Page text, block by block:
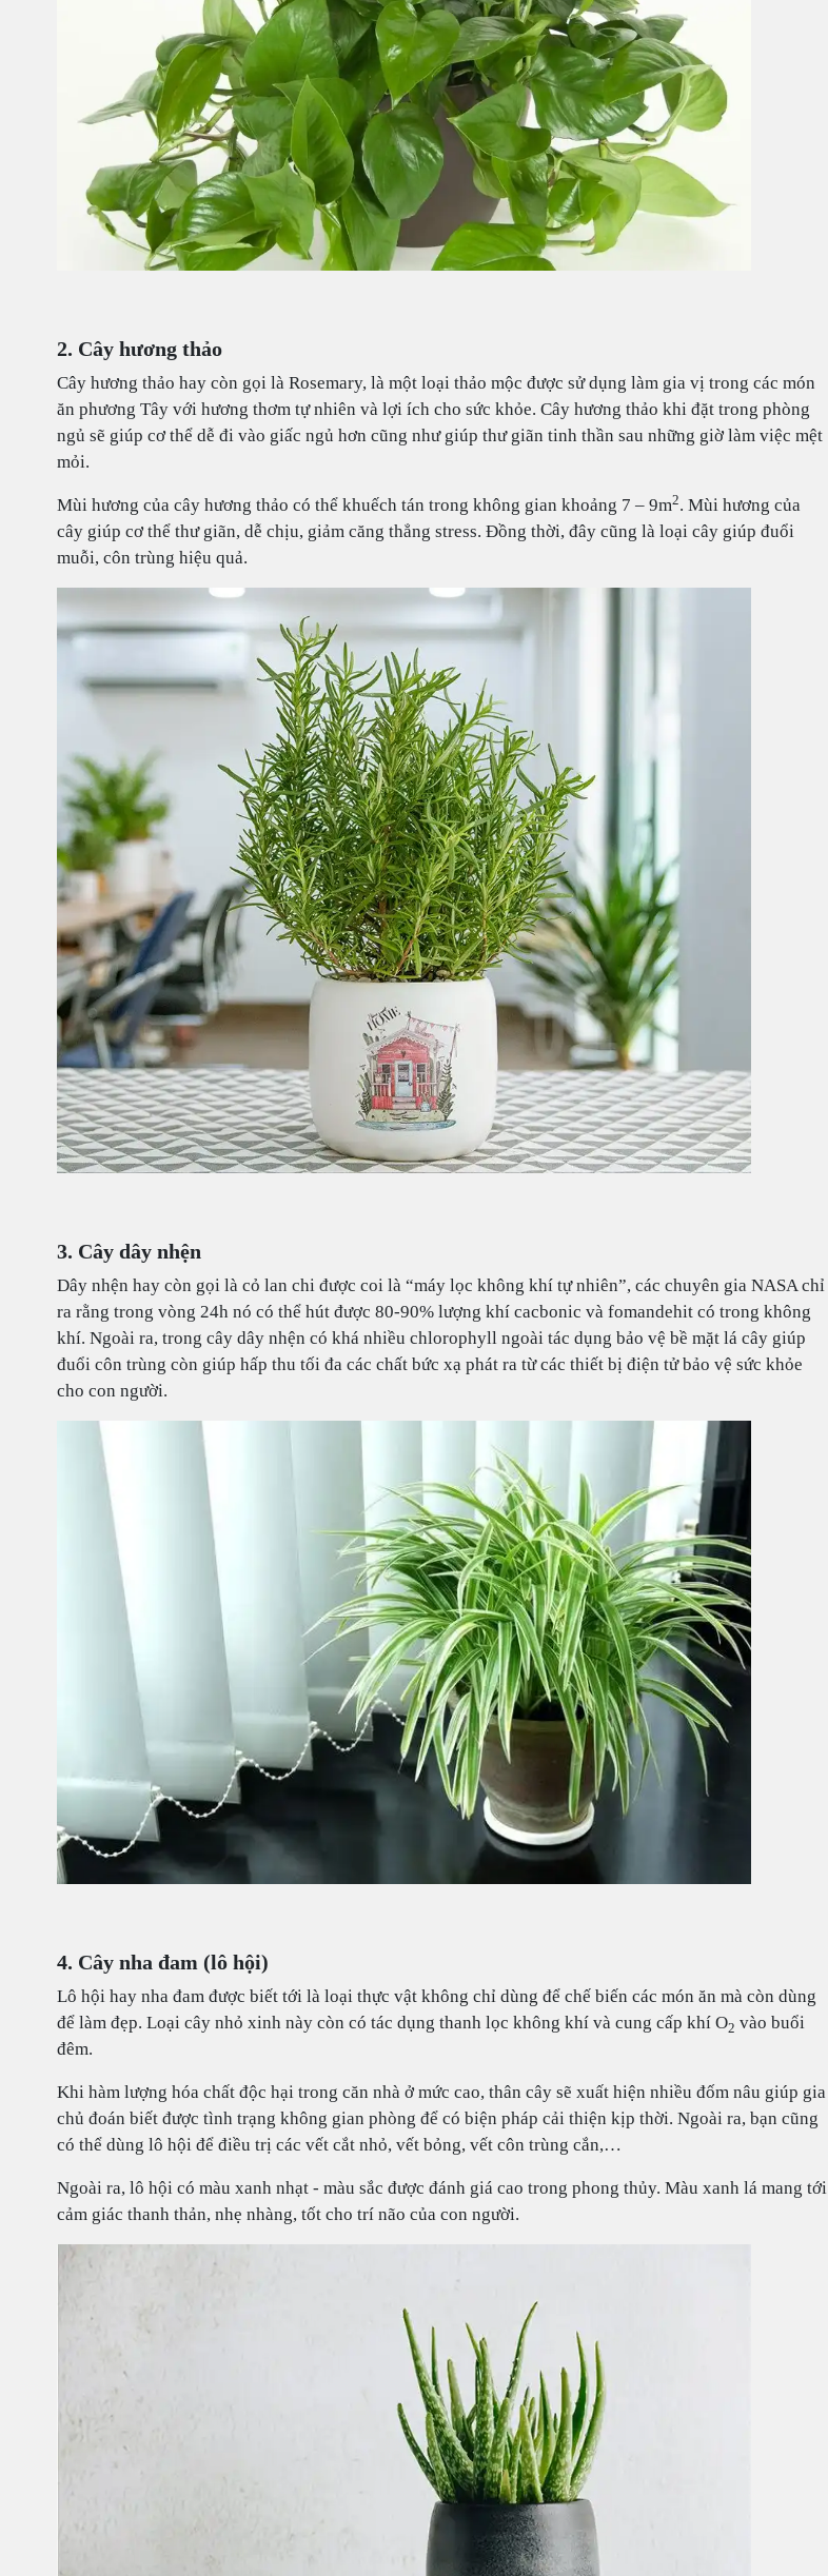
2. Cây hương thảo
Cây hương thảo hay còn gọi là Rosemary, là một loại thảo mộc được sử dụng làm gia vị trong các món
ăn phương Tây với hương thơm tự nhiên và lợi ích cho sức khỏe. Cây hương thảo khi đặt trong phòng
ngủ sẽ giúp cơ thể dễ đi vào giấc ngủ hơn cũng như giúp thư giãn tinh thần sau những giờ làm việc mệt
mỏi.
Mùi hương của cây hương thảo có thể khuếch tán trong không gian khoảng 7 – 9m2. Mùi hương của
cây giúp cơ thể thư giãn, dễ chịu, giảm căng thẳng stress. Đồng thời, đây cũng là loại cây giúp đuổi
muỗi, côn trùng hiệu quả.
3. Cây dây nhện
Dây nhện hay còn gọi là cỏ lan chi được coi là “máy lọc không khí tự nhiên”, các chuyên gia NASA chỉ
ra rằng trong vòng 24h nó có thể hút được 80-90% lượng khí cacbonic và fomandehit có trong không
khí. Ngoài ra, trong cây dây nhện có khá nhiều chlorophyll ngoài tác dụng bảo vệ bề mặt lá cây giúp
đuổi côn trùng còn giúp hấp thu tối đa các chất bức xạ phát ra từ các thiết bị điện tử bảo vệ sức khỏe
cho con người.
4. Cây nha đam (lô hội)
Lô hội hay nha đam được biết tới là loại thực vật không chỉ dùng để chế biến các món ăn mà còn dùng
để làm đẹp. Loại cây nhỏ xinh này còn có tác dụng thanh lọc không khí và cung cấp khí O2 vào buổi
đêm.
Khi hàm lượng hóa chất độc hại trong căn nhà ở mức cao, thân cây sẽ xuất hiện nhiều đốm nâu giúp gia
chủ đoán biết được tình trạng không gian phòng để có biện pháp cải thiện kịp thời. Ngoài ra, bạn cũng
có thể dùng lô hội để điều trị các vết cắt nhỏ, vết bỏng, vết côn trùng cắn,…
Ngoài ra, lô hội có màu xanh nhạt - màu sắc được đánh giá cao trong phong thủy. Màu xanh lá mang tới
cảm giác thanh thản, nhẹ nhàng, tốt cho trí não của con người.